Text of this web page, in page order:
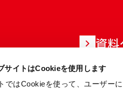
サイトはCookieを使用します
ではCookieを使って、ユーザー
資